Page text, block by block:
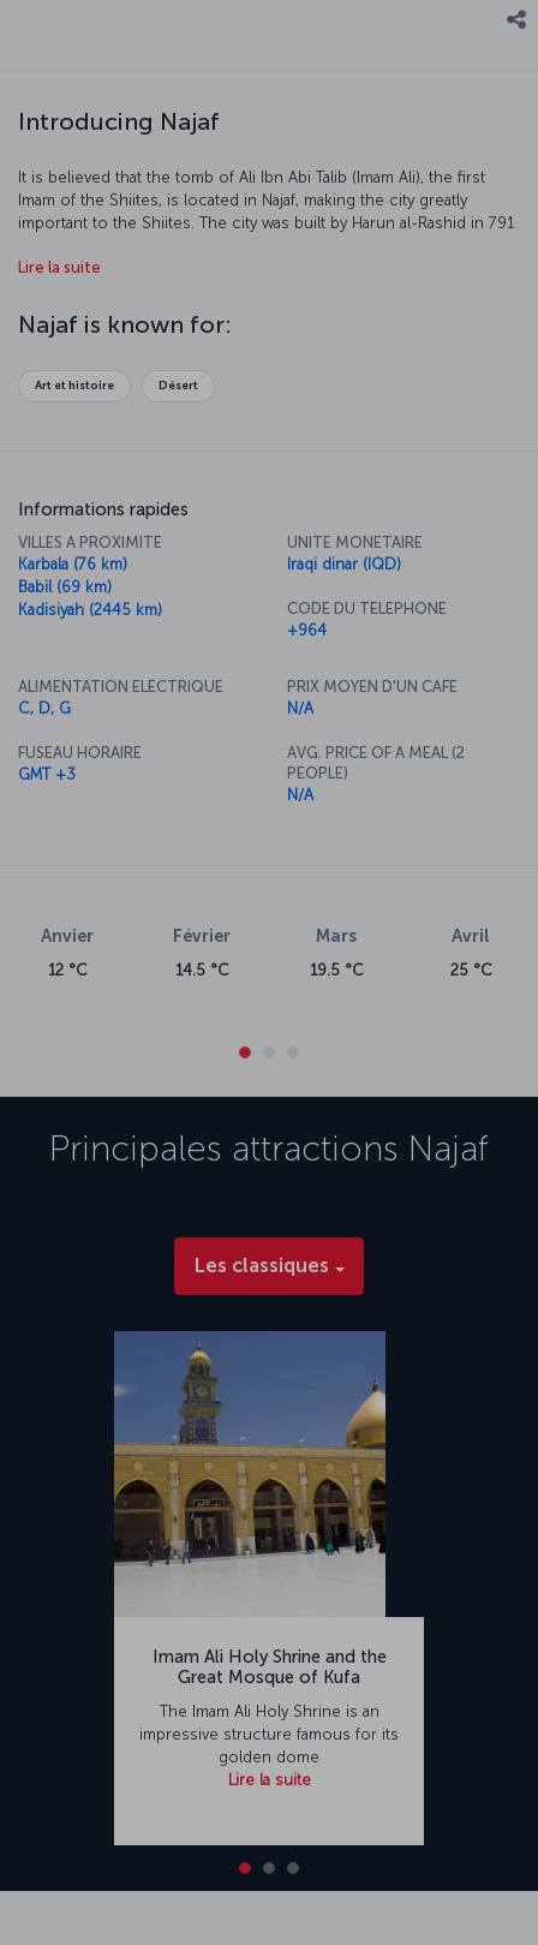
Introducing Najaf
It is believed that the tomb of Ali Ibn Abi Talib (Imam Ali), the first
Imam of the Shiites, is located in Najaf, making the city greatly
important to the Shiites. The city was built by Harun al-Rashid in 791
Lire la suite
Najaf is known for:
Art et histoire Désert
Informations rapides
VILLES A PROXIMITE
Karbala (76 km)
Babil (69 km)
Kadisiyah (2445 km)
UNITE MONETAIRE
Iraqi dinar (IQD)
CODE DU TELEPHONE
+964
ALIMENTATION ELECTRIQUE
C, D, G
FUSEAU HORAIRE
GMT +3
PRIX MOYEN D'UN CAFE
N/A
AVG. PRICE OF A MEAL (2
PEOPLE)
N/A
Anvier
12 °C
Février
14.5 °C
Mars
19.5 °C
Avril
25 °C
Principales attractions Najaf
Les classiques
Imam Ali Holy Shrine and the
Great Mosque of Kufa
The Imam Ali Holy Shrine is an
impressive structure famous for its
golden dome
Lire la suite